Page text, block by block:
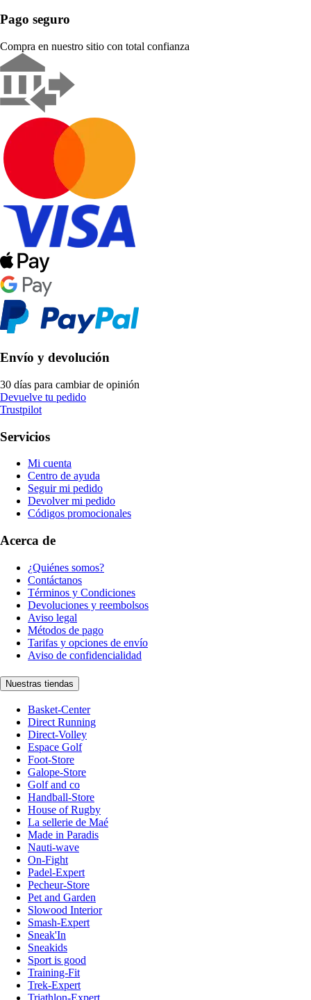
Pago seguro
Compra en nuestro sitio con total confianza
Envío y devolución
30 días para cambiar de opinión
Devuelve tu pedido
Trustpilot
Servicios
Mi cuenta
Centro de ayuda
Seguir mi pedido
Devolver mi pedido
Códigos promocionales
Acerca de
¿Quiénes somos?
Contáctanos
Términos y Condiciones
Devoluciones y reembolsos
Aviso legal
Métodos de pago
Tarifas y opciones de envío
Aviso de confidencialidad
Nuestras tiendas
Basket-Center
Direct Running
Direct-Volley
Espace Golf
Foot-Store
Galope-Store
Golf and co
Handball-Store
House of Rugby
La sellerie de Maé
Made in Paradis
Nauti-wave
On-Fight
Padel-Expert
Pecheur-Store
Pet and Garden
Slowood Interior
Smash-Expert
Sneak'In
Sneakids
Sport is good
Training-Fit
Trek-Expert